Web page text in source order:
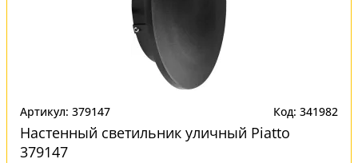
Артикул: 379147 Код: 341982
Настенный светильник уличный Piatto
379147